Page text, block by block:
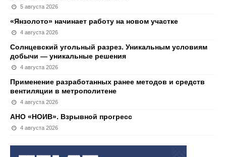
5 августа 2026
«Янзолото» начинает работу на новом участке
4 августа 2026
Солнцевский угольный разрез. Уникальным условиям
добычи — уникальные решения
4 августа 2026
Применение разработанных ранее методов и средств
вентиляции в метрополитене
4 августа 2026
АНО «НОИВ». Взрывной прогресс
4 августа 2026